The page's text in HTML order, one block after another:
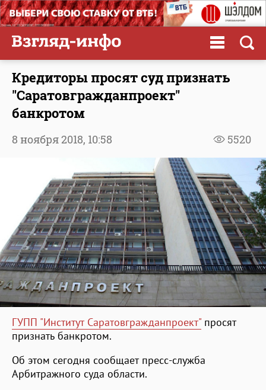
Кредиторы просят суд признать
"Саратовгражданпроект"
банкротом
5520
8 ноября 2018, 10:58
ГУПП "Институт Саратовгражданпроект" просят
признать банкротом.
Об этом сегодня сообщает пресс-служба
Арбитражного суда области.